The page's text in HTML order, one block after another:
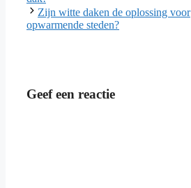
Zijn witte daken de oplossing voor
opwarmende steden?
Geef een reactie